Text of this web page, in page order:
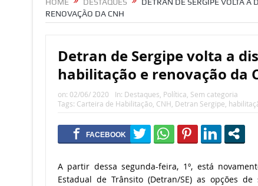
RENOVAÇÃO DA CNH
Detran de Sergipe volta a
habilitação e renovação da
on: 02/06/ 2020 In: Destaques Política Sem categoria
Tags: Carteira de Habilitação, CNH Detran Sergipe
A partir dessa segunda-feira, 1º, está
Estadual de Trânsito (Detran/SE) as opções